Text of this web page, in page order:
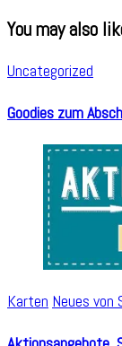
You may also
Uncategorized
Goodies zum
Karten Neues von